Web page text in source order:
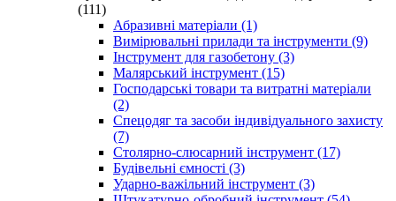
(111)
Абразивні матеріали (1)
Вимірювальні прилади та інструменти (9)
Інструмент для газобетону (3)
Малярський інструмент (15)
Господарські товари та витратні матеріали
(2)
Спецодяг та засоби індивідуального захисту
(7)
Столярно-слюсарний інструмент (17)
Будівельні ємності (3)
Ударно-важільний інструмент (3)